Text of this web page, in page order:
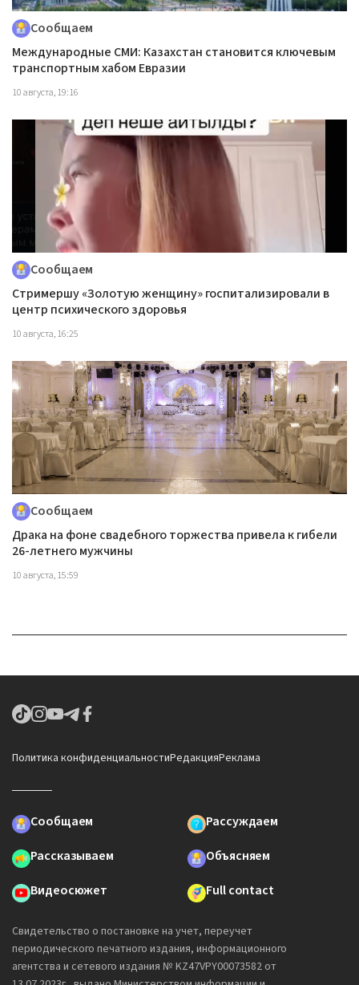
Сообщаем
Международные СМИ: Казахстан становится ключевым
транспортным хабом Евразии
10 августа, 19:16
Сообщаем
Стримершу «Золотую женщину» госпитализировали в
центр психического здоровья
10 августа, 16:25
Сообщаем
Драка на фоне свадебного торжества привела к гибели
26-летнего мужчины
10 августа, 15:59
Политика конфиденциальностиРедакцияРеклама
Сообщаем
Рассуждаем
Рассказываем
Объясняем
Видеосюжет
Full contact
Свидетельство о постановке на учет, переучет
периодического печатного издания, информационного
агентства и сетевого издания № KZ47VPY00073582 от